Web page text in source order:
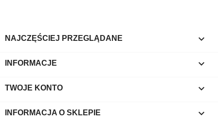
NAJCZĘŚCIEJ PRZEGLĄDANE 
INFORMACJE 
TWOJE KONTO 
INFORMACJA O SKLEPIE keyboard_arrow_down